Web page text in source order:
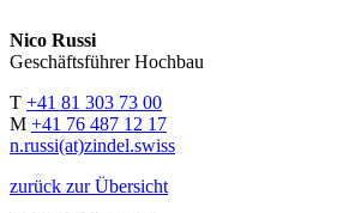
Nico Russi
Geschäftsführer Hochbau
T +41 81 303 73 00
M +41 76 487 12 17
n.russi(at)zindel.swiss
zurück zur Übersicht